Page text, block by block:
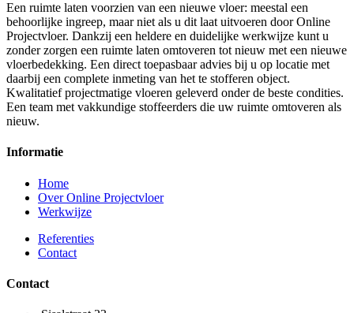
Een ruimte laten voorzien van een nieuwe vloer: meestal een
behoorlijke ingreep, maar niet als u dit laat uitvoeren door Online
Projectvloer. Dankzij een heldere en duidelijke werkwijze kunt u
zonder zorgen een ruimte laten omtoveren tot nieuw met een nieuwe
vloerbedekking. Een direct toepasbaar advies bij u op locatie met
daarbij een complete inmeting van het te stofferen object.
Kwalitatief projectmatige vloeren geleverd onder de beste condities.
Een team met vakkundige stoffeerders die uw ruimte omtoveren als
nieuw.
Informatie
Home
Over Online Projectvloer
Werkwijze
Referenties
Contact
Contact